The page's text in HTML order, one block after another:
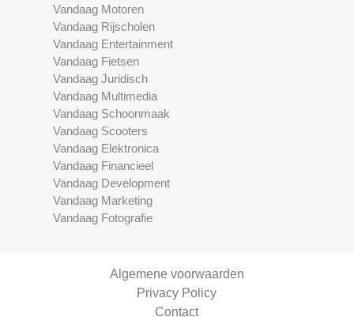
Vandaag Motoren
Vandaag Rijscholen
Vandaag Entertainment
Vandaag Fietsen
Vandaag Juridisch
Vandaag Multimedia
Vandaag Schoonmaak
Vandaag Scooters
Vandaag Elektronica
Vandaag Financieel
Vandaag Development
Vandaag Marketing
Vandaag Fotografie
Algemene voorwaarden
Privacy Policy
Contact